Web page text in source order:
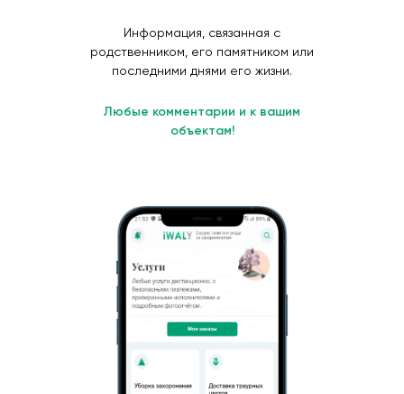
Информация, связанная с
родственником, его памятником или
последними днями его жизни.
Любые комментарии и к вашим
объектам!